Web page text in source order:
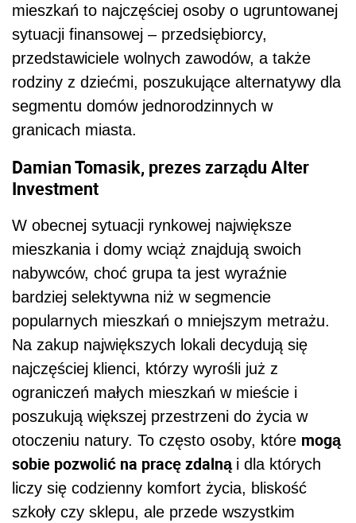
mieszkań to najczęściej osoby o ugruntowanej
sytuacji finansowej – przedsiębiorcy,
przedstawiciele wolnych zawodów, a także
rodziny z dziećmi, poszukujące alternatywy dla
segmentu domów jednorodzinnych w
granicach miasta.
Damian Tomasik, prezes zarządu Alter
Investment
W obecnej sytuacji rynkowej największe
mieszkania i domy wciąż znajdują swoich
nabywców, choć grupa ta jest wyraźnie
bardziej selektywna niż w segmencie
popularnych mieszkań o mniejszym metrażu.
Na zakup największych lokali decydują się
najczęściej klienci, którzy wyrośli już z
ograniczeń małych mieszkań w mieście i
poszukują większej przestrzeni do życia w
otoczeniu natury. To często osoby, które mogą
sobie pozwolić na pracę zdalną i dla których
liczy się codzienny komfort życia, bliskość
szkoły czy sklepu, ale przede wszystkim